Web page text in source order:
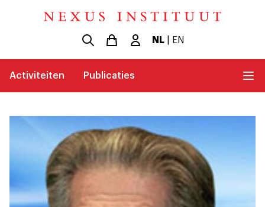
NL| EN
Activiteiten Publicaties